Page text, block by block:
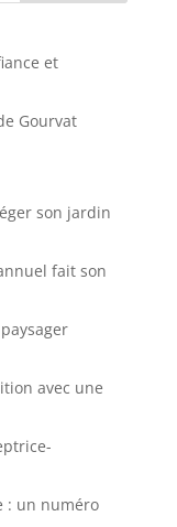
et
Gourvat
son jardin
fait son
avec une
: un numéro